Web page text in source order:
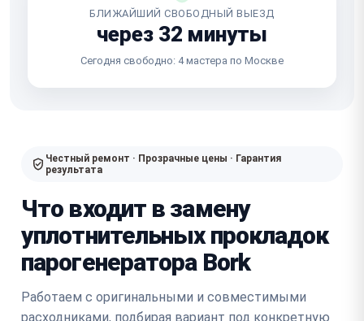
БЛИЖАЙШИЙ СВОБОДНЫЙ ВЫЕЗД
через 32 минуты
Сегодня свободно: 4 мастера по Москве
Честный ремонт · Прозрачные цены · Гарантия
результата
Что входит в замену
уплотнительных прокладок
парогенератора Bork
Работаем с оригинальными и совместимыми
расходниками, подбирая вариант под конкретную